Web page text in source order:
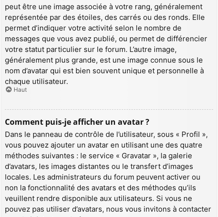
peut être une image associée à votre rang, généralement
représentée par des étoiles, des carrés ou des ronds. Elle
permet d’indiquer votre activité selon le nombre de
messages que vous avez publié, ou permet de différencier
votre statut particulier sur le forum. L’autre image,
généralement plus grande, est une image connue sous le
nom d’avatar qui est bien souvent unique et personnelle à
chaque utilisateur.
Haut
Comment puis-je afficher un avatar ?
Dans le panneau de contrôle de l’utilisateur, sous « Profil »,
vous pouvez ajouter un avatar en utilisant une des quatre
méthodes suivantes : le service « Gravatar », la galerie
d’avatars, les images distantes ou le transfert d’images
locales. Les administrateurs du forum peuvent activer ou
non la fonctionnalité des avatars et des méthodes qu’ils
veuillent rendre disponible aux utilisateurs. Si vous ne
pouvez pas utiliser d’avatars, nous vous invitons à contacter